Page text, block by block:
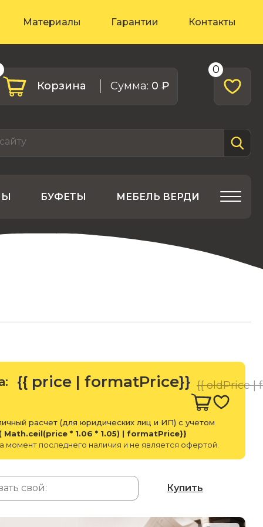
Материалы Гарантии Контакты
Корзина Cумма: 0 ₽
0
БУФЕТЫ МЕБЕЛЬ ВЕРДИ
{{ price | formatPrice}} {{ oldPrice |
расчет (для юридических лиц и ИП) с учетом
Math.ceil(price * 1.06 * 1.05) | formatPrice}}
момент последнего наличия и не является офертой.
Купить